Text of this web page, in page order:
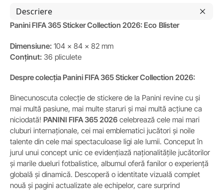
Descriere
Panini FIFA 365 Sticker Collection 2026: Eco Blister
Dimensiune: 104 x 84 x 82 mm
Conținut: 36 pliculete
Despre colecția Panini FIFA 365 Sticker Collection 2026:
Binecunoscuta colecție de stickere de la Panini revine cu și
mai multă pasiune, mai multe staruri și mai multă acțiune ca
niciodată! PANINI FIFA 365 2026 celebrează cele mai mari
cluburi internaționale, cei mai emblematici jucători și noile
talente din cele mai spectaculoase ligi ale lumii. Conceput în
jurul unui concept unic ce evidențiază naționalitățile jucătorilor
și marile dueluri fotbalistice, albumul oferă fanilor o experiență
globală și dinamică. Descoperă o identitate vizuală complet
nouă și pagini actualizate ale echipelor, care surprind